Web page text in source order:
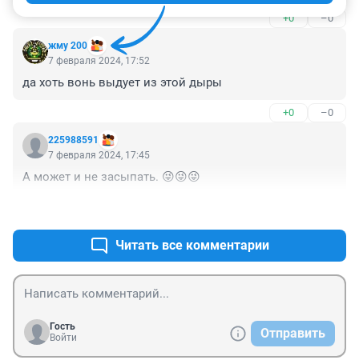
+0 –0
жму 200
7 февраля 2024, 17:52
да хоть вонь выдует из этой дыры
+0 –0
225988591
7 февраля 2024, 17:45
А может и не засыпать. 😜😜😜
Читать все комментарии
Гость
Войти
Отправить